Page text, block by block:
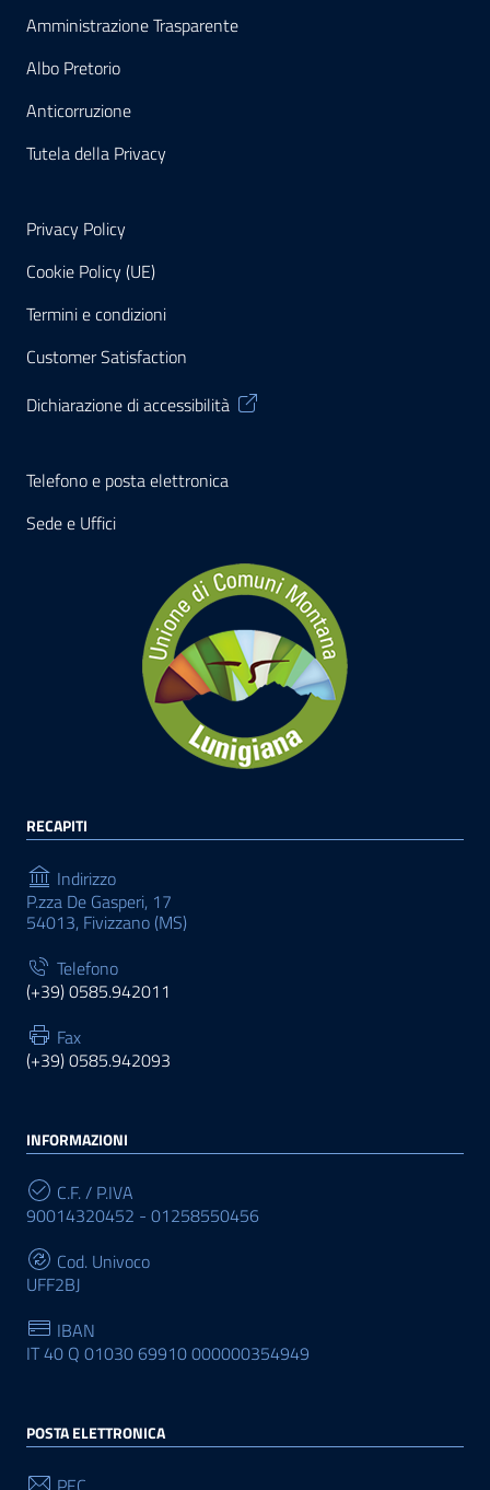
Amministrazione Trasparente
Albo Pretorio
Anticorruzione
Tutela della Privacy
Privacy Policy
Cookie Policy (UE)
Termini e condizioni
Customer Satisfaction
Dichiarazione di accessibilità
Telefono e posta elettronica
Sede e Uffici
RECAPITI
Indirizzo
P.zza De Gasperi, 17
54013, Fivizzano (MS)
Telefono
(+39) 0585.942011
Fax
(+39) 0585.942093
INFORMAZIONI
C.F. / P.IVA
90014320452 - 01258550456
Cod. Univoco
UFF2BJ
IBAN
IT 40 Q 01030 69910 000000354949
POSTA ELETTRONICA